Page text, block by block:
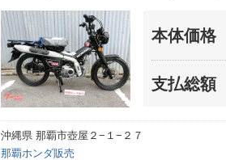
本体価格
支払総額
沖縄県 那覇市壺屋２−１−２７
那覇ホンダ販売